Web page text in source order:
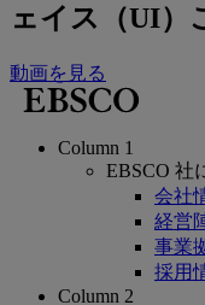
ェイス（UI）
動画を見る
Column 1
EBSCO 社
会社
経営
事業
採用
Column 2